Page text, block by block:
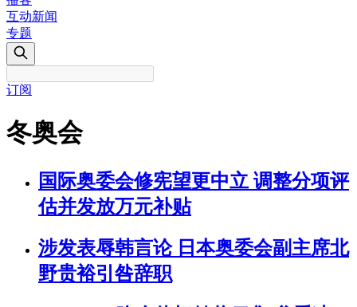
互动新闻
专题
订阅
冬奥会
国际奥委会修宪望更中立 调整分项评
估并发放万元补贴
涉发表辱韩言论 日本奥委会副主席北
野贵裕引咎辞职